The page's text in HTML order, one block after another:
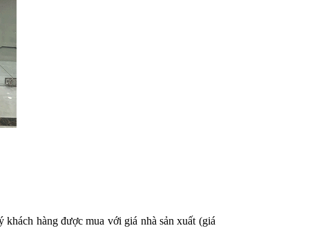
hàng được mua với giá nhà sản xuất (giá